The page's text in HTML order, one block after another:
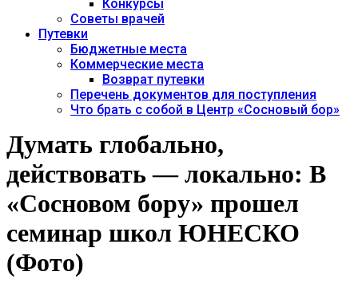
Конкурсы
Советы врачей
Путевки
Бюджетные места
Коммерческие места
Возврат путевки
Перечень документов для поступления
Что брать с собой в Центр «Сосновый бор»
Думать глобально,
действовать — локально: В
«Сосновом бору» прошел
семинар школ ЮНЕСКО
(Фото)